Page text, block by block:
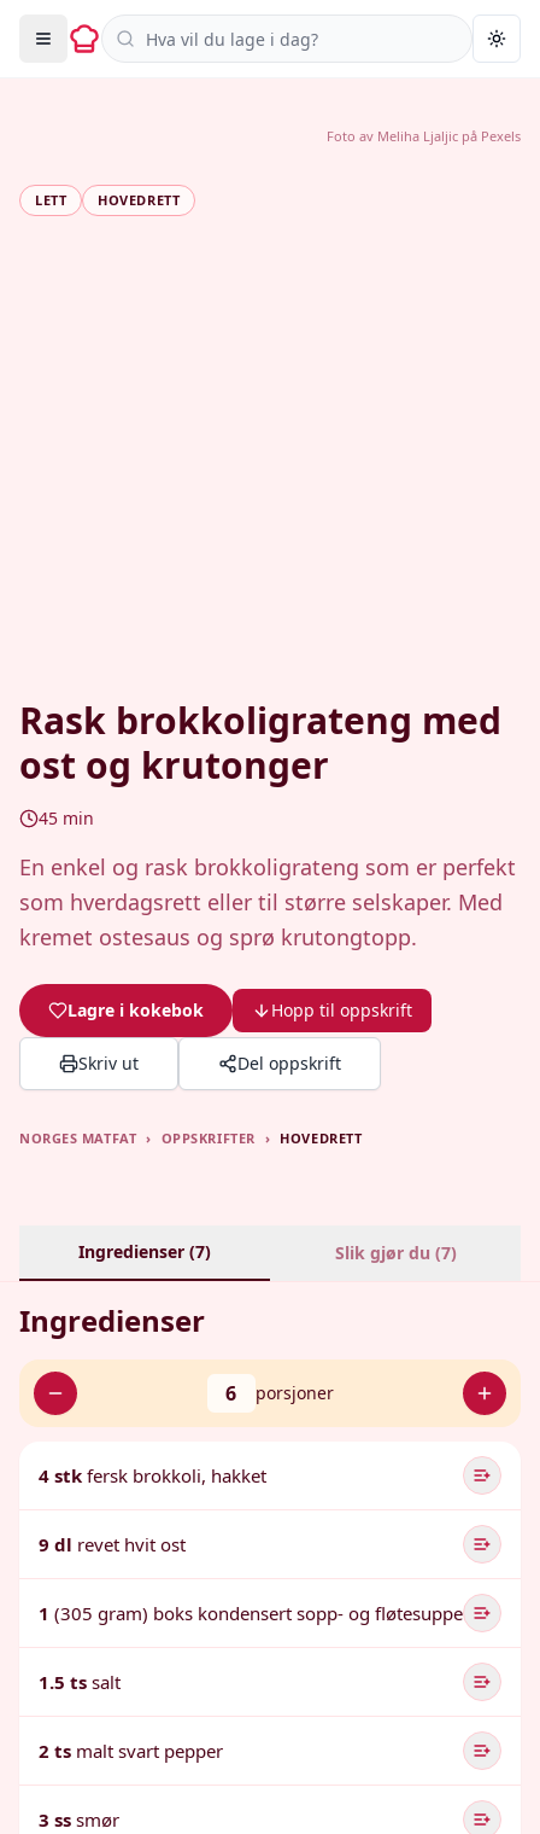
Søk i oppskrifter
LETT HOVEDRETT
Rask brokkoligrateng med
ost og krutonger
45 min
En enkel og rask brokkoligrateng som er perfekt
som hverdagsrett eller til større selskaper. Med
kremet ostesaus og sprø krutongtopp.
Lagre i kokebok Hopp til oppskrift
Skriv ut Del oppskrift
Foto av Meliha Ljaljic på Pexels
NORGES MATFAT › OPPSKRIFTER › HOVEDRETT
Ingredienser (7) Slik gjør du (7)
Ingredienser
6 porsjoner
4 stk fersk brokkoli, hakket
9 dl revet hvit ost
1 (305 gram) boks kondensert sopp- og fløtesuppe
1.5 ts salt
2 ts malt svart pepper
3 ss smør